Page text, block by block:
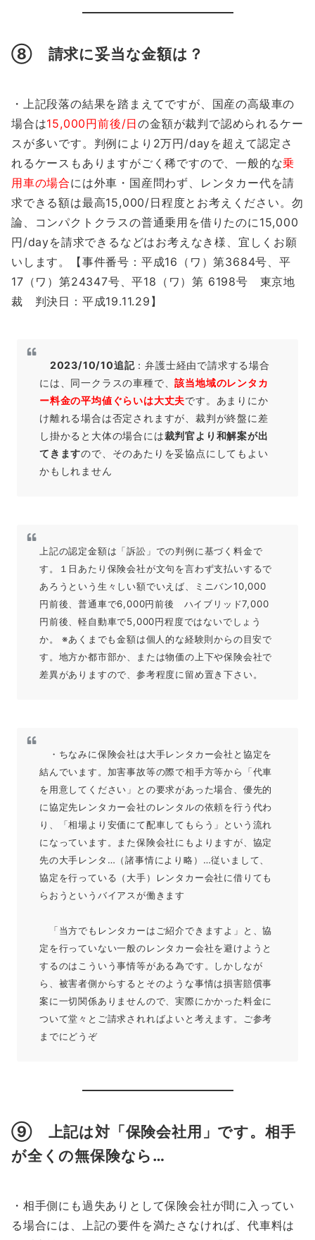
⑧ 請求に妥当な金額は？
・上記段落の結果を踏まえてですが、国産の高級車の
場合は15,000円前後/日の金額が裁判で認められるケー
スが多いです。判例により2万円/dayを超えて認定さ
れるケースもありますがごく稀ですので、一般的な乗
用車の場合には外車・国産問わず、レンタカー代を請
求できる額は最高15,000/日程度とお考えください。勿
論、コンパクトクラスの普通乗用を借りたのに15,000
円/dayを請求できるなどはお考えなき様、宜しくお願
いします。【事件番号：平成16（ワ）第3684号、平
17（ワ）第24347号、平18（ワ）第 6198号 東京地
裁 判決日：平成19.11.29】
2023/10/10追記：弁護士経由で請求する場合
には、同一クラスの車種で、該当地域のレンタカ
ー料金の平均値ぐらいは大丈夫です。あまりにか
け離れる場合は否定されますが、裁判が終盤に差
し掛かると大体の場合には裁判官より和解案が出
てきますので、そのあたりを妥協点にしてもよい
かもしれません
上記の認定金額は「訴訟」での判例に基づく料金で
す。１日あたり保険会社が文句を言わず支払いするで
あろうという生々しい額でいえば、ミニバン10,000
円前後、普通車で6,000円前後 ハイブリッド7,000
円前後、軽自動車で5,000円程度ではないでしょう
か。 ※あくまでも金額は個人的な経験則からの目安で
す。地方か都市部か、または物価の上下や保険会社で
差異がありますので、参考程度に留め置き下さい。
・ちなみに保険会社は大手レンタカー会社と協定を
結んでいます。加害事故等の際で相手方等から「代車
を用意してください」との要求があった場合、優先的
に協定先レンタカー会社のレンタルの依頼を行う代わ
り、「相場より安価にて配車してもらう」という流れ
になっています。また保険会社にもよりますが、協定
先の大手レンタ…（諸事情により略）…従いまして、
協定を行っている（大手）レンタカー会社に借りても
らおうというバイアスが働きます
「当方でもレンタカーはご紹介できますよ」と、協
定を行っていない一般のレンタカー会社を避けようと
するのはこういう事情等がある為です。しかしなが
ら、被害者側からするとそのような事情は損害賠償事
案に一切関係ありませんので、実際にかかった料金に
ついて堂々とご請求されればよいと考えます。ご参考
までにどうぞ
⑨ 上記は対「保険会社用」です。相手
が全くの無保険なら…
・相手側にも過失ありとして保険会社が間に入ってい
る場合には、上記の要件を満たさなければ、代車料は